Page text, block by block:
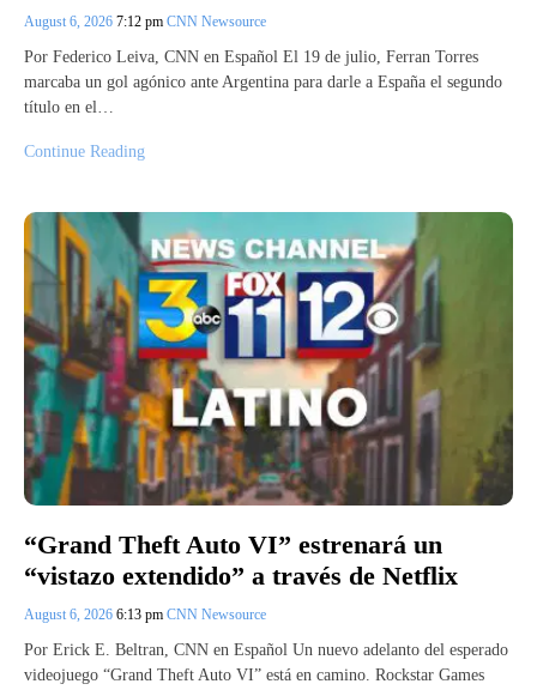
August 6, 2026 7:12 pm CNN Newsource
Por Federico Leiva, CNN en Español El 19 de julio, Ferran Torres
marcaba un gol agónico ante Argentina para darle a España el segundo
título en el…
Continue Reading
“Grand Theft Auto VI” estrenará un
“vistazo extendido” a través de Netflix
August 6, 2026 6:13 pm CNN Newsource
Por Erick E. Beltran, CNN en Español Un nuevo adelanto del esperado
videojuego “Grand Theft Auto VI” está en camino. Rockstar Games